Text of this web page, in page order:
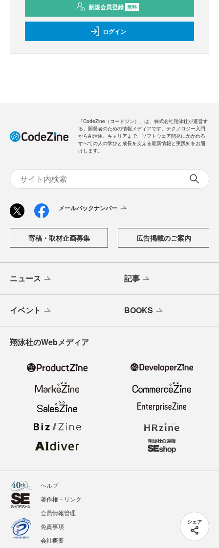
シェア
新規会員登録 無料
ログイン
「CodeZine（コードジン）」は、株式会社翔泳社が運営す
る、開発者のための情報メディアです。テクノロジー入門
からAI活用、キャリアまで、ソフトウェア開発にかかわる
すべての人の学びと成長を支える最新情報と実践知をお届
けします。
メールバックナンバー
寄稿・取材企画募集 広告掲載のご案内
ニュース 記事
イベント BOOKS
翔泳社のWebメディア
ヘルプ
著作権・リンク
会員情報管理
免責事項
会社概要